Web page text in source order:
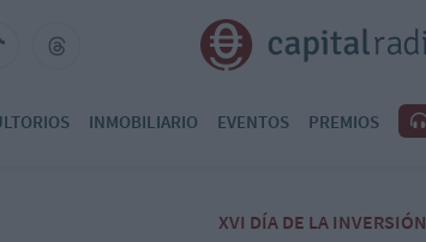
INMOBILIARIO EVENTOS PREMIOS
XVI DÍA DE LA INVERSIÓN